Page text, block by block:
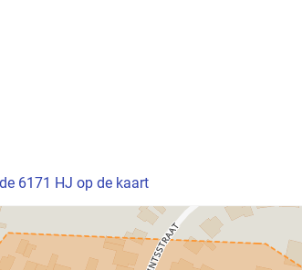
6171 HJ op de kaart